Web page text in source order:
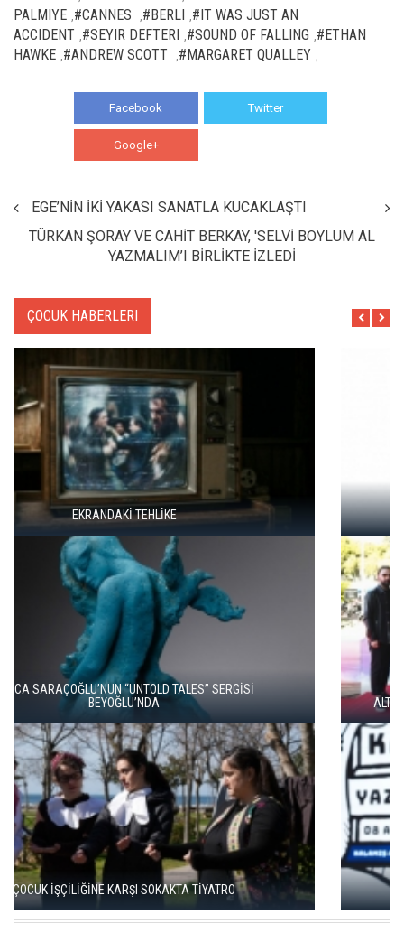
PALMIYE #CANNES #BERLI #IT WAS JUST AN
ACCIDENT #SEYIR DEFTERI #SOUND OF FALLING #ETHAN
HAWKE #ANDREW SCOTT #MARGARET QUALLEY
Facebook Twitter
Google+
EGE’NİN İKİ YAKASI SANATLA KUCAKLAŞTI
TÜRKAN ŞORAY VE CAHİT BERKAY, 'SELVİ BOYLUM AL
YAZMALIM’I BİRLİKTE İZLEDİ
ÇOCUK HABERLERI
ÇOCUK HAKLARI GÜNÜ İÇİN DÜNYA SAHNE SANATLARI
İSTANBUL’DA
ALTIN PORTAKAL’DA VİCDANIN VE GERÇEĞİN PEŞİNDE İKİ FİLM
TÜRKAN ŞORAY VE CAHİT BERKAY, 'SELVİ BOYLUM AL
YAZMALIM’I BİRLİKTE İZLEDİ